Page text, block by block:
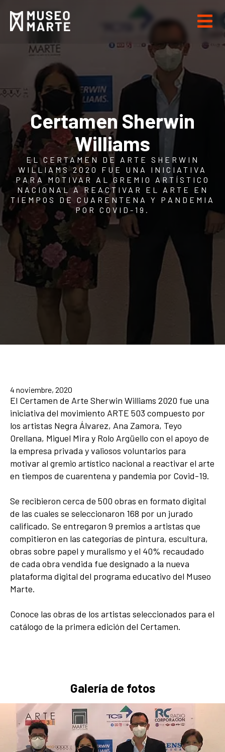
Certamen Sherwin
Williams
EL CERTAMEN DE ARTE SHERWIN
WILLIAMS 2020 FUE UNA INICIATIVA
PARA MOTIVAR AL GREMIO ARTÍSTICO
NACIONAL A REACTIVAR EL ARTE EN
TIEMPOS DE CUARENTENA Y PANDEMIA
POR COVID-19.
4 noviembre, 2020
El Certamen de Arte Sherwin Williams 2020 fue una
iniciativa del movimiento ARTE 503 compuesto por
los artistas Negra Álvarez, Ana Zamora, Teyo
Orellana, Miguel Mira y Rolo Argüello con el apoyo de
la empresa privada y valiosos voluntarios para
motivar al gremio artístico nacional a reactivar el arte
en tiempos de cuarentena y pandemia por Covid-19.
Se recibieron cerca de 500 obras en formato digital
de las cuales se seleccionaron 168 por un jurado
calificado. Se entregaron 9 premios a artistas que
compitieron en las categorías de pintura, escultura,
obras sobre papel y muralismo y el 40% recaudado
de cada obra vendida fue designado a la nueva
plataforma digital del programa educativo del Museo
Marte.
Conoce las obras de los artistas seleccionados para el
catálogo de la primera edición del Certamen.
Galería de fotos